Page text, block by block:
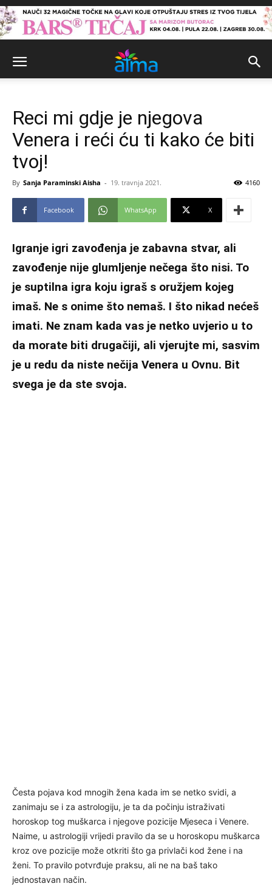
Reci mi gdje je njegova
Venera i reći ću ti kako će biti
tvoj!
By Sanja Paraminski Aisha - 19. travnja 2021. 4160
Facebook WhatsApp X
Igranje igri zavođenja je zabavna stvar, ali
zavođenje nije glumljenje nečega što nisi. To
je suptilna igra koju igraš s oružjem kojeg
imaš. Ne s onime što nemaš. I što nikad nećeš
imati. Ne znam kada vas je netko uvjerio u to
da morate biti drugačiji, ali vjerujte mi, sasvim
je u redu da niste nečija Venera u Ovnu. Bit
svega je da ste svoja.
Česta pojava kod mnogih žena kada im se netko svidi, a
zanimaju se i za astrologiju, je ta da počinju istraživati
horoskop tog muškarca i njegove pozicije Mjeseca i Venere.
Naime, u astrologiji vrijedi pravilo da se u horoskopu muškarca
kroz ove pozicije može otkriti što ga privlači kod žene i na
ženi. To pravilo potvrđuje praksu, ali ne na baš tako
jednostavan način.